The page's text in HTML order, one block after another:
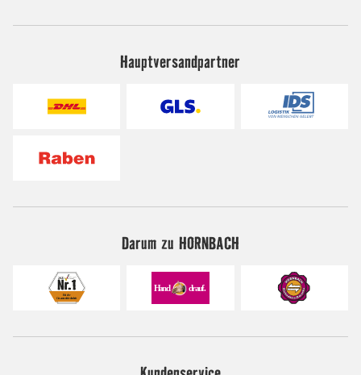
Hauptversandpartner
Darum zu HORNBACH